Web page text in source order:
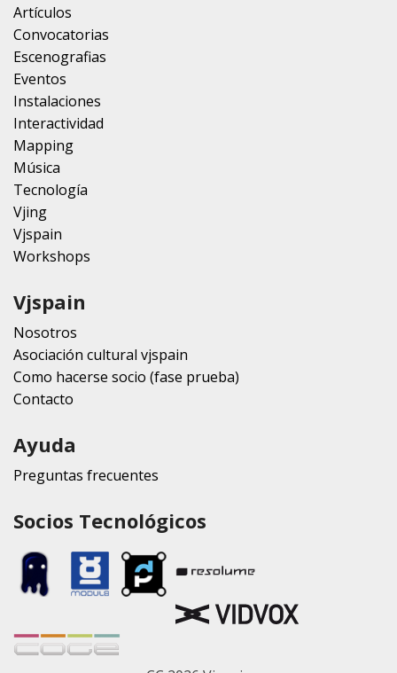
Artículos
Convocatorias
Escenografias
Eventos
Instalaciones
Interactividad
Mapping
Música
Tecnología
Vjing
Vjspain
Workshops
Vjspain
Nosotros
Asociación cultural vjspain
Como hacerse socio (fase prueba)
Contacto
Ayuda
Preguntas frecuentes
Socios Tecnológicos